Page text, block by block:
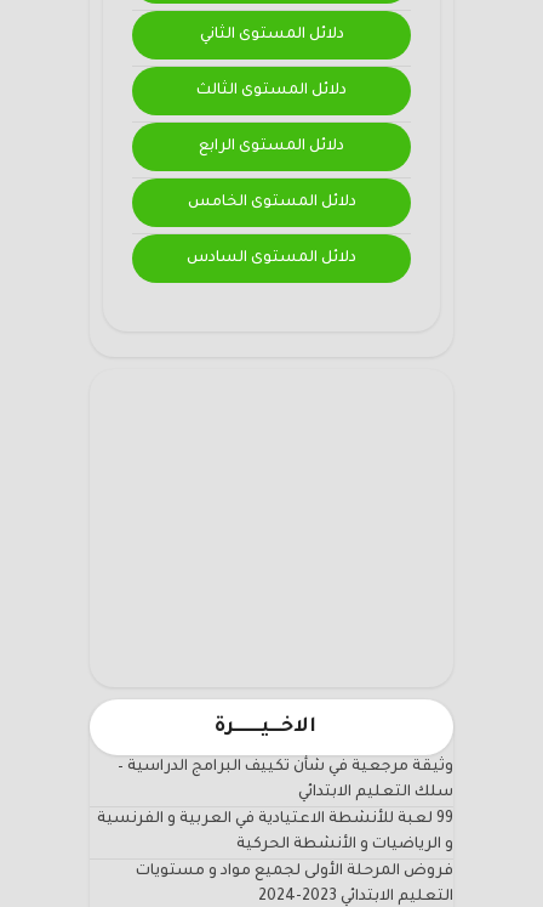
دلائل المستوى الثاني
دلائل المستوى الثالث
دلائل المستوى الرابع
دلائل المستوى الخامس
دلائل المستوى السادس
الاخـــيـــــــرة
وثيقة مرجعية في شأن تكييف البرامج الدراسية –
سلك التعليم الابتدائي
99 لعبة للأنشطة الاعتيادية في العربية و الفرنسية
و الرياضيات و الأنشطة الحركية
فروض المرحلة الأولى لجميع مواد و مستويات
التعليم الابتدائي 2023-2024